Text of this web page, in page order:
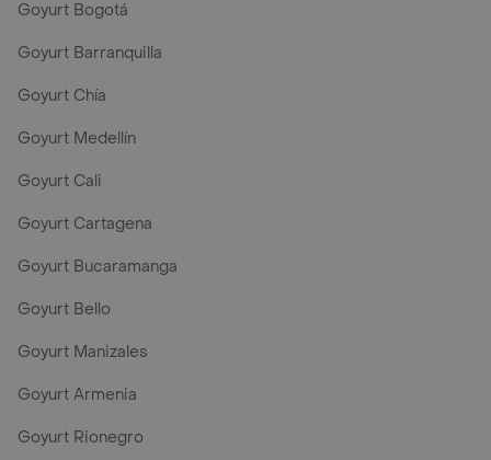
Goyurt Bogotá
Goyurt Barranquilla
Goyurt Chía
Goyurt Medellín
Goyurt Cali
Goyurt Cartagena
Goyurt Bucaramanga
Goyurt Bello
Goyurt Manizales
Goyurt Armenia
Goyurt Rionegro